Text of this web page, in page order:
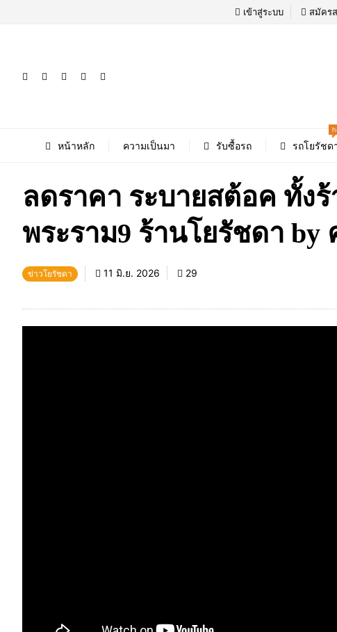
เข้าสู่ระบบ สมัคร
หน้าหลัก ความเป็นมา รับซื้อรถ รถโยรัชด
ลดราคา ระบายสต้อค ทั้ง
พระราม9 ร้านโยรัชดา
ข่าวโยรัชดา 11 มิ.ย. 2026 29